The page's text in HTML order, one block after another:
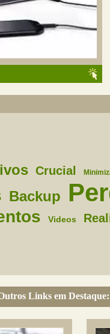
Crucial
Backup
Videos
Links em Destaque: